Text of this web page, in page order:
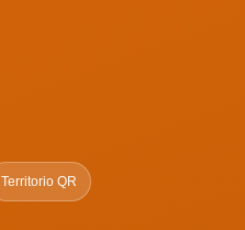
Territorio QR